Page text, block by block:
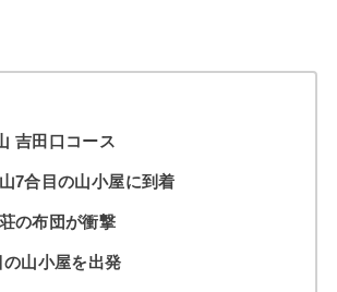
吉田口コース
7合目の山小屋に到着
の布団が衝撃
山小屋を出発